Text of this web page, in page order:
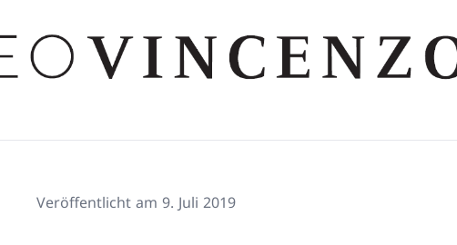
Veröffentlicht am 9. Juli 2019